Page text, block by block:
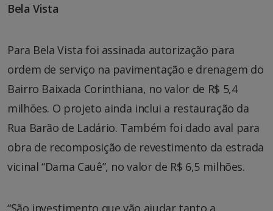
Bela Vista
Para Bela Vista foi assinada autorização para
ordem de serviço na pavimentação e drenagem do
Bairro Baixada Corinthiana, no valor de R$ 5,4
milhões. O projeto ainda inclui a restauração da
Rua Barão de Ladário. Também foi dado aval para
obra de recomposição de revestimento da estrada
vicinal “Dama Cauê”, no valor de R$ 6,5 milhões.
“São investimento que vão ajudar tanto a